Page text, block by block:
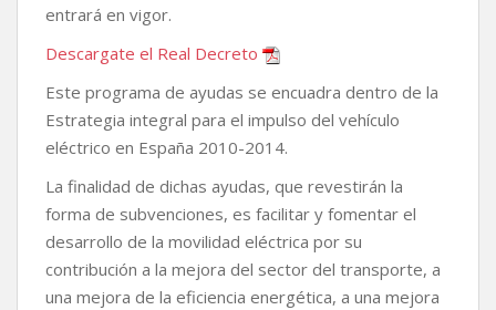
entrará en vigor.
Descargate el Real Decreto
Este programa de ayudas se encuadra dentro de la
Estrategia integral para el impulso del vehículo
eléctrico en España 2010-2014.
La finalidad de dichas ayudas, que revestirán la
forma de subvenciones, es facilitar y fomentar el
desarrollo de la movilidad eléctrica por su
contribución a la mejora del sector del transporte, a
una mejora de la eficiencia energética, a una mejora